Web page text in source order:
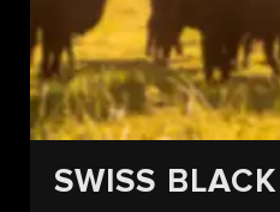
SWISS